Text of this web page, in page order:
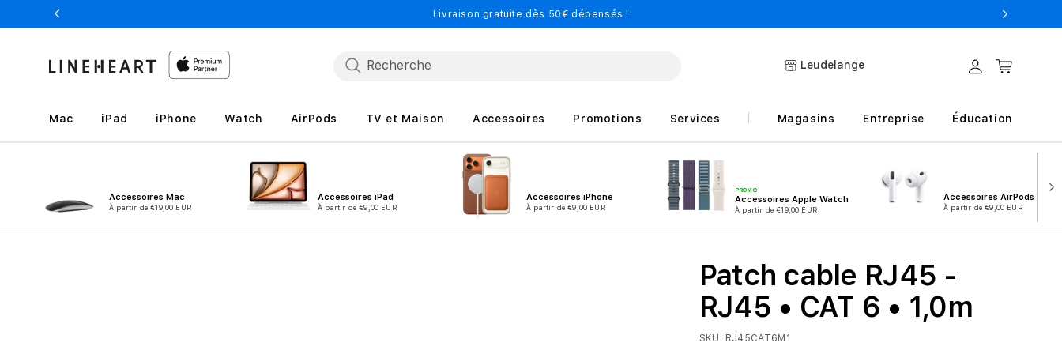
passer
au
Livraison gratuite dès 50€ dépensés !
Leudelange ConnexionPanier
Mac iPad iPhone Watch AirPods TV et Maison Accessoires Promotions Services Magasins Entreprise Éducation
Accessoires Mac
À partir de €19,00 EUR
Accessoires iPad
À partir de €9,00 EUR
Accessoires iPhone
À partir de €9,00 EUR
PROMO
Accessoires Apple Watch
À partir de €19,00 EUR
Accessoires AirPods
À partir de €9,00 EUR
Patch cable RJ45 -
RJ45 • CAT 6 • 1,0m
SKU: RJ45CAT6M1